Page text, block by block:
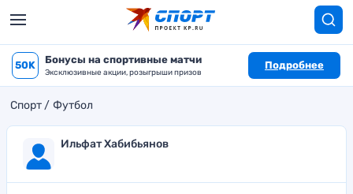
50K Бонусы на спортивные матчи
Эксклюзивные акции, розыгрыши призов
Подробнее
Спорт Футбол
Ильфат Хабибьянов